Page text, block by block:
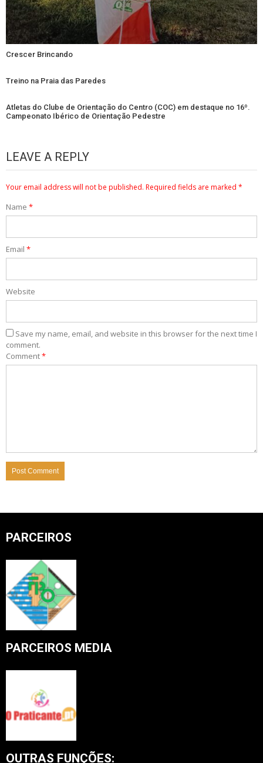
Crescer Brincando
Treino na Praia das Paredes
Atletas do Clube de Orientação do Centro (COC) em destaque no 16º.
Campeonato Ibérico de Orientação Pedestre
LEAVE A REPLY
Your email address will not be published. Required fields are marked *
Name *
Email *
Website
Save my name, email, and website in this browser for the next time I
comment.
Comment*
PARCEIROS
PARCEIROS MEDIA
OUTRAS FUNÇÕES: